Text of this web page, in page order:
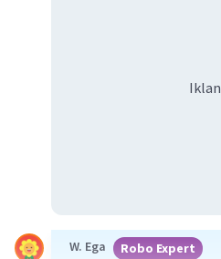
Iklan
W. Ega Robo Expert